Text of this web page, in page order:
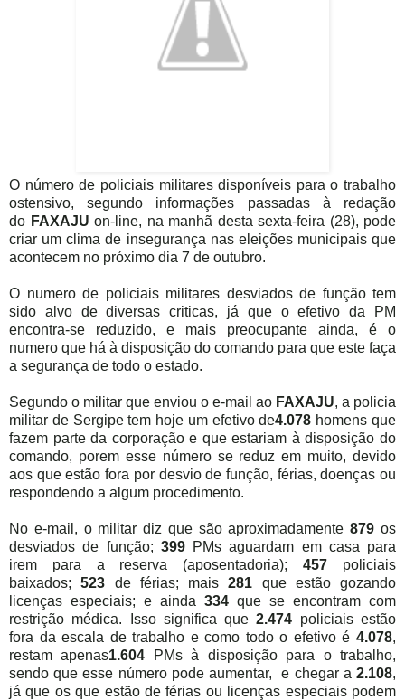
O número de policiais militares disponíveis para o trabalho
ostensivo, segundo informações passadas à redação
do FAXAJU on-line, na manhã desta sexta-feira (28), pode
criar um clima de insegurança nas eleições municipais que
acontecem no próximo dia 7 de outubro.
O numero de policiais militares desviados de função tem
sido alvo de diversas criticas, já que o efetivo da PM
encontra-se reduzido, e mais preocupante ainda, é o
numero que há à disposição do comando para que este faça
a segurança de todo o estado.
Segundo o militar que enviou o e-mail ao FAXAJU, a policia
militar de Sergipe tem hoje um efetivo de4.078 homens que
fazem parte da corporação e que estariam à disposição do
comando, porem esse número se reduz em muito, devido
aos que estão fora por desvio de função, férias, doenças ou
respondendo a algum procedimento.
No e-mail, o militar diz que são aproximadamente879 os
desviados de função; 399PMs aguardam em casa para
irem para a reserva (aposentadoria);457 policiais
baixados;523 de férias; mais281 que estão gozando
licenças especiais; e ainda 334 que se encontram com
restrição médica. Isso significa que2.474 policiais estão
fora da escala de trabalho e como todo o efetivo é 4.078,
restam apenas1.604 PMs à disposição para o trabalho,
sendo que esse número pode aumentar,
e chegar a2.108,
já que os que estão de férias ou licenças especiais podem